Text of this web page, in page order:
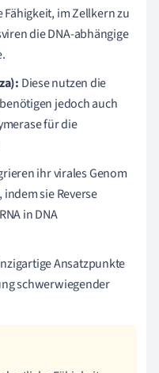
im Zellkern zu
die DNA-abhängige
Diese nutzen die
jedoch auch
für die
ihr virales Genom
sie Reverse
in DNA
Ansatzpunkte
schwerwiegender